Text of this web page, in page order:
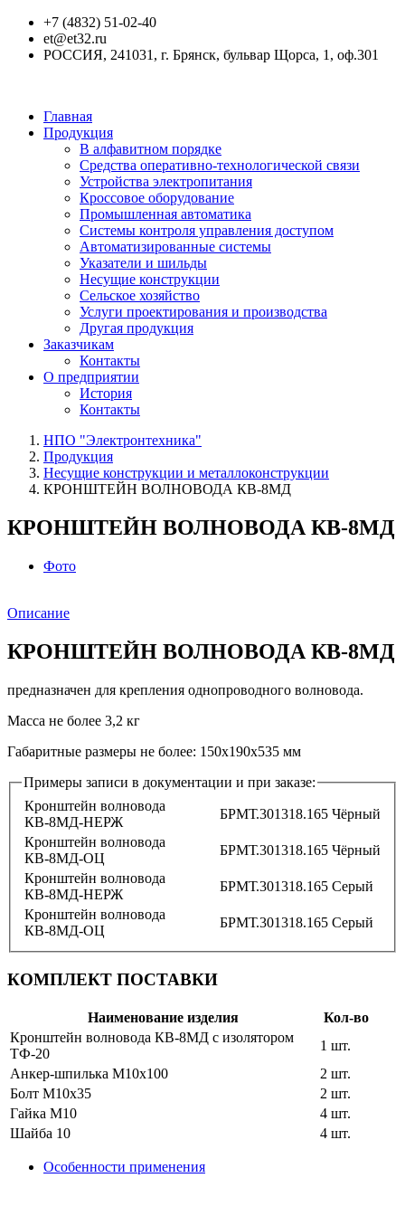
+7 (4832) 51-02-40
et@et32.ru
РОССИЯ, 241031, г. Брянск, бульвар Щорса, 1, оф.301
Главная
Продукция
В алфавитном порядке
Средства оперативно-технологической связи
Устройства электропитания
Кроссовое оборудование
Промышленная автоматика
Системы контроля управления доступом
Автоматизированные системы
Указатели и шильды
Несущие конструкции
Сельское хозяйство
Услуги проектирования и производства
Другая продукция
Заказчикам
Контакты
О предприятии
История
Контакты
НПО "Электронтехника"
Продукция
Несущие конструкции и металлоконструкции
КРОНШТЕЙН ВОЛНОВОДА КВ-8МД
КРОНШТЕЙН ВОЛНОВОДА КВ-8МД
Фото
Описание
КРОНШТЕЙН ВОЛНОВОДА КВ-8МД
предназначен для крепления однопроводного волновода.
Масса не более 3,2 кг
Габаритные размеры не более: 150x190х535 мм
Примеры записи в документации и при заказе:
Кронштейн волновода
КВ-8МД-НЕРЖ
БРМТ.301318.165 Чёрный
Кронштейн волновода
КВ-8МД-ОЦ
БРМТ.301318.165 Чёрный
Кронштейн волновода
КВ-8МД-НЕРЖ
БРМТ.301318.165 Серый
Кронштейн волновода
КВ-8МД-ОЦ
БРМТ.301318.165 Серый
КОМПЛЕКТ ПОСТАВКИ
Наименование изделия
Кол-во
Кронштейн волновода КВ-8МД с изолятором
ТФ-20
1 шт.
Анкер-шпилька M10х100
2 шт.
Болт М10х35
2 шт.
Гайка М10
4 шт.
Шайба 10
4 шт.
Особенности применения